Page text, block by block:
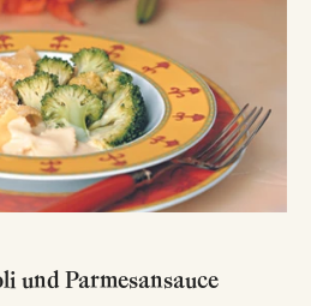
und Parmesansauce